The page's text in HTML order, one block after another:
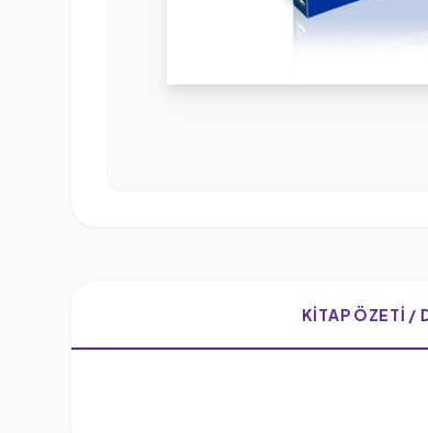
KITAP ÖZETI /